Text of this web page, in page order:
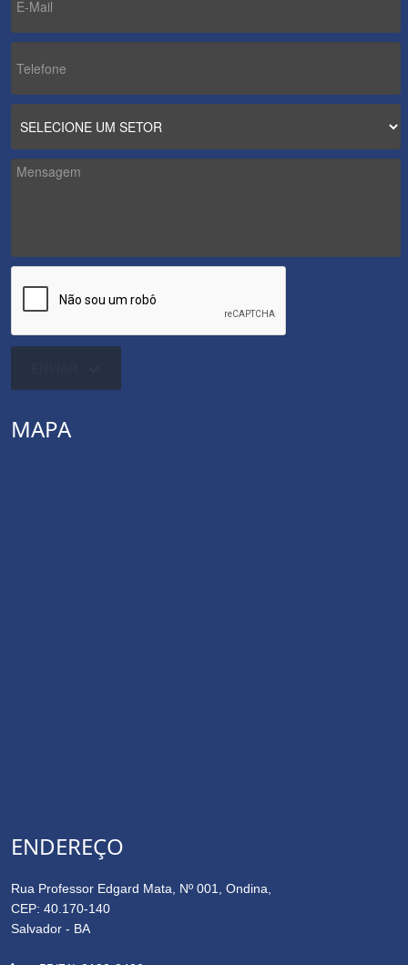
MAPA
ENDEREÇO
Rua Professor Edgard Mata, Nº 001, Ondina,
CEP: 40.170-140
Salvador - BA